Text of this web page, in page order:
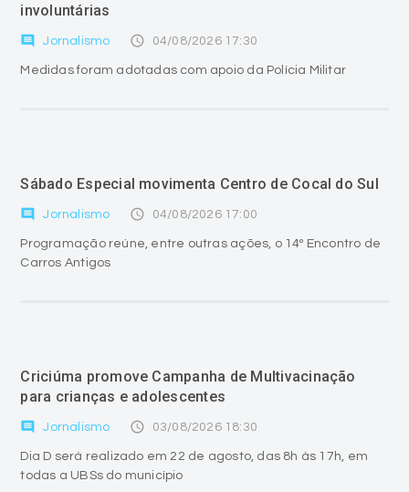
involuntárias
comment Jornalismo access_time 04/08/2026 17:30
Medidas foram adotadas com apoio da Polícia Militar
Sábado Especial movimenta Centro de Cocal do Sul
comment Jornalismo access_time 04/08/2026 17:00
Programação reúne, entre outras ações, o 14º Encontro de
Carros Antigos
Criciúma promove Campanha de Multivacinação
para crianças e adolescentes
comment Jornalismo access_time 03/08/2026 18:30
Dia D será realizado em 22 de agosto, das 8h às 17h, em
todas a UBSs do município